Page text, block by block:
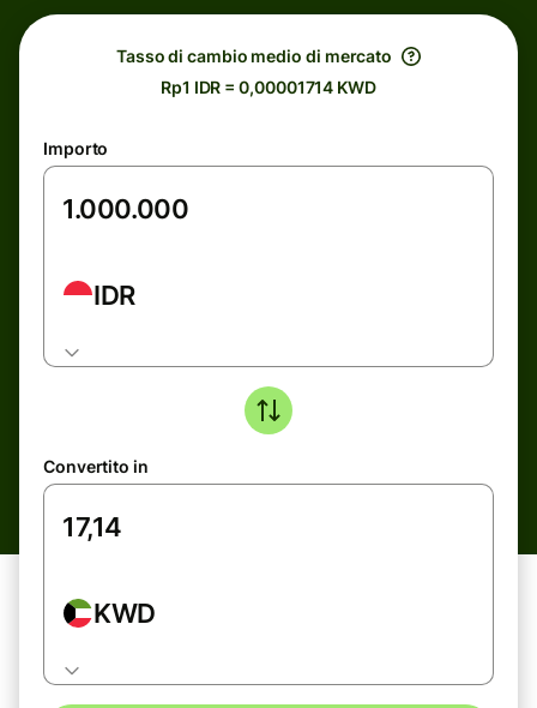
Tasso di cambio medio di mercato
Rp1 IDR = 0,00001714 KWD
Importo
IDR
Convertito in
KWD